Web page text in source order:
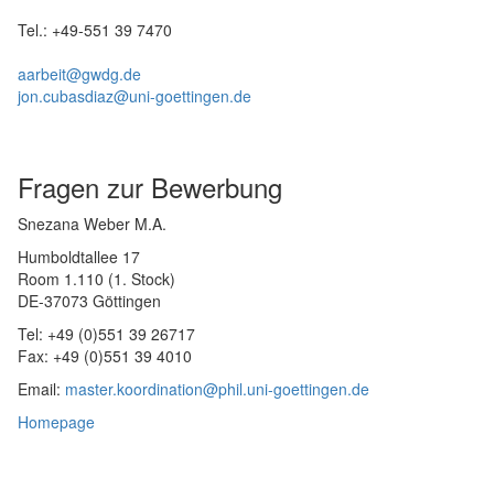
Tel.: +49-551 39 7470
aarbeit@gwdg.de
jon.cubasdiaz@uni-goettingen.de
Fragen zur Bewerbung
Snezana Weber M.A.
Humboldtallee 17
Room 1.110 (1. Stock)
DE-37073 Göttingen
Tel: +49 (0)551 39 26717
Fax: +49 (0)551 39 4010
Email: master.koordination@phil.uni-goettingen.de
Homepage